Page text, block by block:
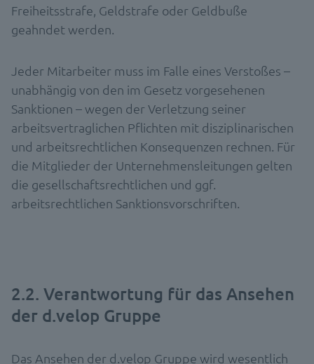
Freiheitsstrafe, Geldstrafe oder Geldbuße
geahndet werden.
Jeder Mitarbeiter muss im Falle eines Verstoßes –
unabhängig von den im Gesetz vorgesehenen
Sanktionen – wegen der Verletzung seiner
arbeitsvertraglichen Pflichten mit disziplinarischen
und arbeitsrechtlichen Konsequenzen rechnen. Für
die Mitglieder der Unternehmensleitungen gelten
die gesellschaftsrechtlichen und ggf.
arbeitsrechtlichen Sanktionsvorschriften.
2.2. Verantwortung für das Ansehen
der d.velop Gruppe
Das Ansehen der d.velop Gruppe wird wesentlich